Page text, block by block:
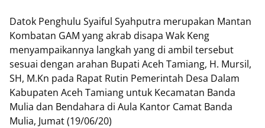
Datok Penghulu Syaiful Syahputra merupakan Mantan
Kombatan GAM yang akrab disapa Wak Keng
menyampaikannya langkah yang di ambil tersebut
sesuai dengan arahan Bupati Aceh Tamiang, H. Mursil,
SH, M.Kn pada Rapat Rutin Pemerintah Desa Dalam
Kabupaten Aceh Tamiang untuk Kecamatan Banda
Mulia dan Bendahara di Aula Kantor Camat Banda
Mulia, Jumat (19/06/20)